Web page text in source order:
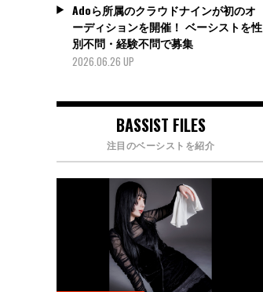
Adoら所属のクラウドナインが初のオ
ーディションを開催！ ベーシストを性
別不問・経験不問で募集
2026.06.26 UP
BASSIST FILES
注目のベーシストを紹介